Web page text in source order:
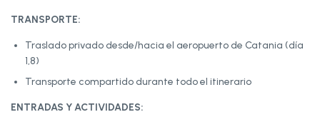
TRANSPORTE:
Traslado privado desde/hacia el aeropuerto de Catania (día
1,8)
Transporte compartido durante todo el itinerario
ENTRADAS Y ACTIVIDADES: